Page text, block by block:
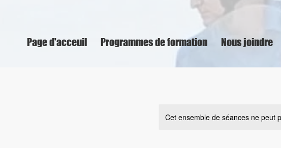
Page d'acceuil Programmes de formation Nous joindre
Cet ensemble de séances ne peut